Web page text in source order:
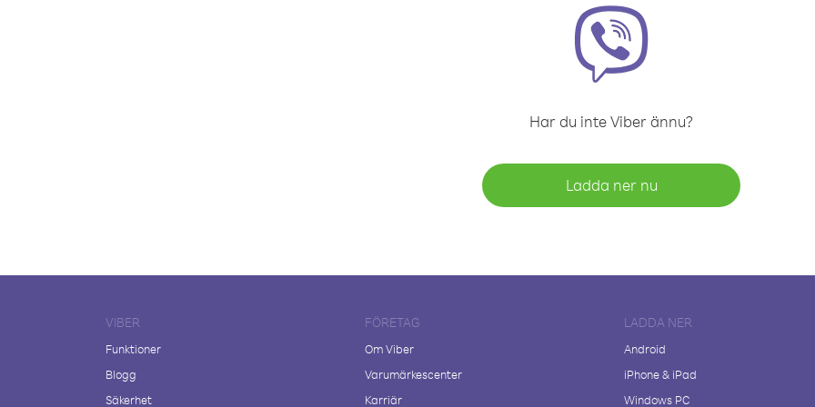
Har du inte Viber ännu?
Ladda ner nu
VIBER
Funktioner
Blogg
Säkerhet
FÖRETAG
Om Viber
Varumärkescenter
Karriär
LADDA NER
Android
iPhone & iPad
Windows PC